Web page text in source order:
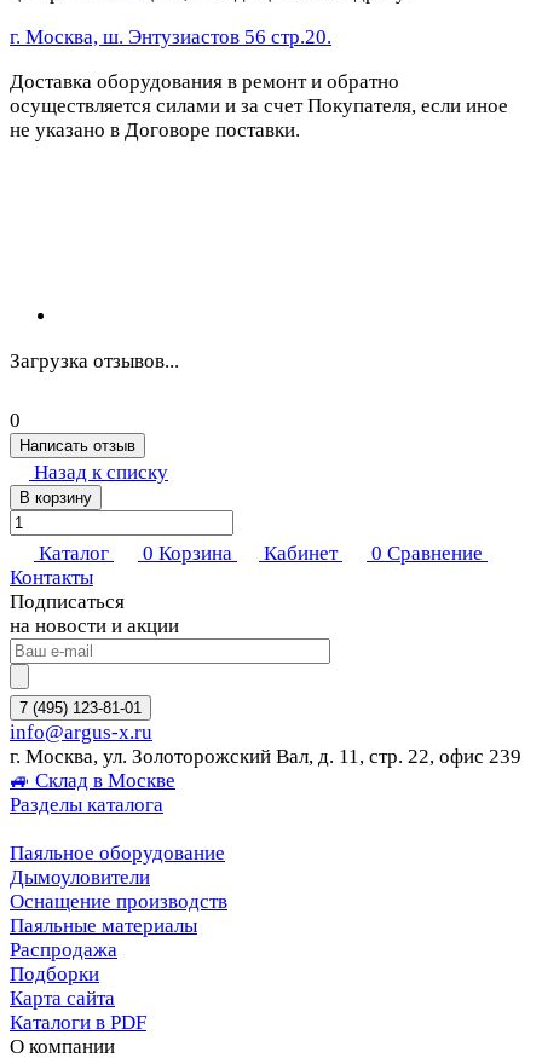
г. Москва, ш. Энтузиастов 56 стр.20.
Доставка оборудования в ремонт и обратно
осуществляется силами и за счет Покупателя, если иное
не указано в Договоре поставки.
Загрузка отзывов...
0
Написать отзыв
Назад к списку
В корзину
Каталог 0 Корзина Кабинет 0 Сравнение
Контакты
Подписаться
на новости и акции
7 (495) 123-81-01
info@argus-x.ru
г. Москва, ул. Золоторожский Вал, д. 11, стр. 22, офис 239
🚙 Склад в Москве
Разделы каталога
Паяльное оборудование
Дымоуловители
Оснащение производств
Паяльные материалы
Распродажа
Подборки
Карта сайта
Каталоги в PDF
О компании